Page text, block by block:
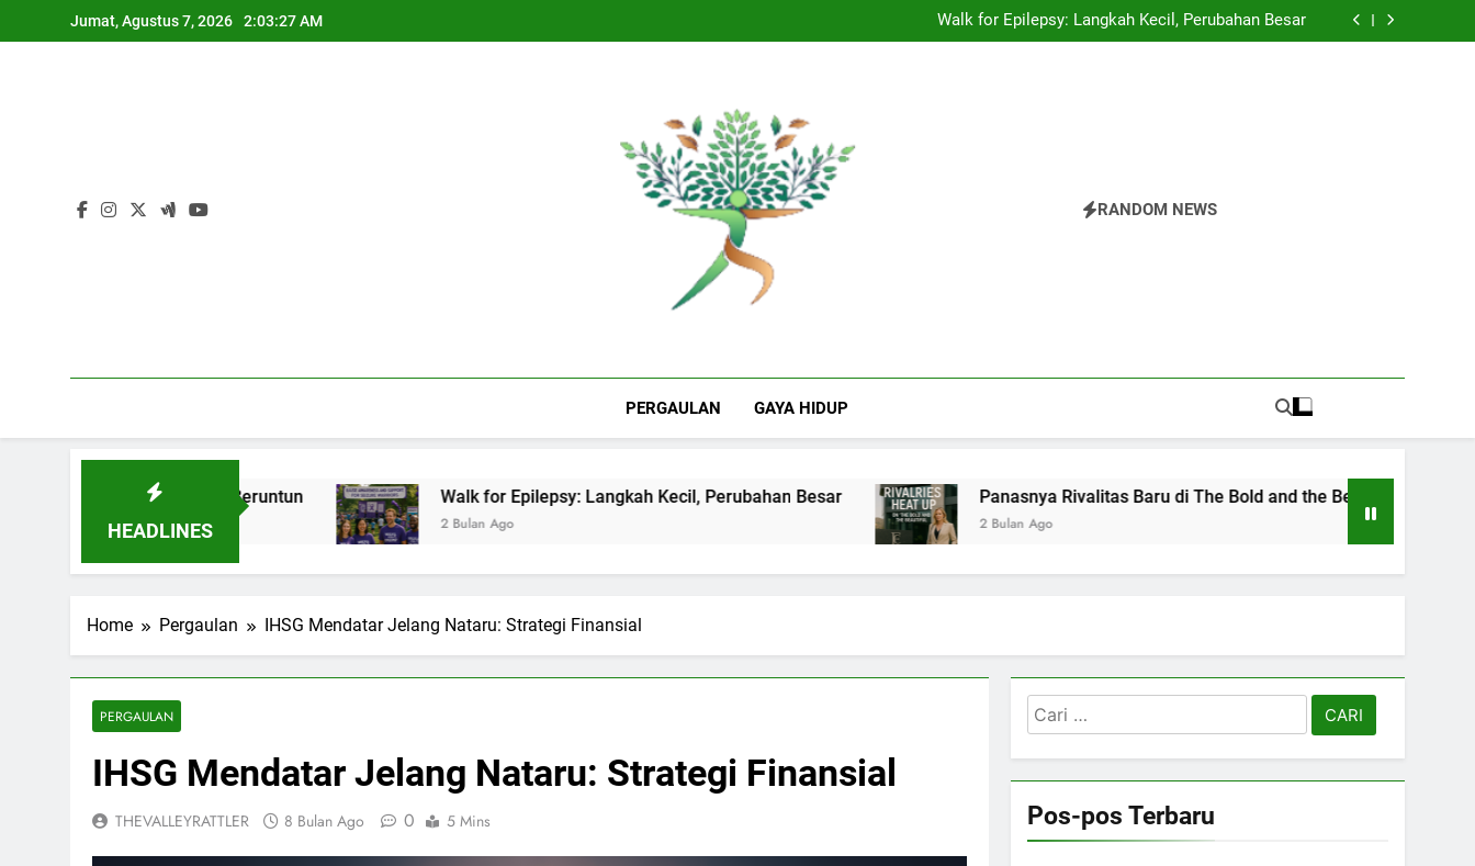
to
Jumat, Agustus 7, 2026 2:03:28 AM
Walk for Epilepsy: Langkah Kecil, Perubahan Besar
Panasnya Rivalitas Baru di The Bold and the Beautiful
The Valley Rattler
RANDOM NEWS
PERGAULAN GAYA HIDUP
HEADLINES
Tahun Beruntun Walk for Epilepsy: Langkah Kecil, Perubahan Besar
2 Bulan Ago
Panasnya Rivalitas Baru di The Bold and the Beautiful
2 Bulan Ago
Home Pergaulan IHSG Mendatar Jelang Nataru: Strategi Finansial
PERGAULAN
IHSG Mendatar Jelang Nataru: Strategi Finansial
THEVALLEYRATTLER 8 Bulan Ago 0 5 Mins
Cari
untuk:
Pos-pos Terbaru